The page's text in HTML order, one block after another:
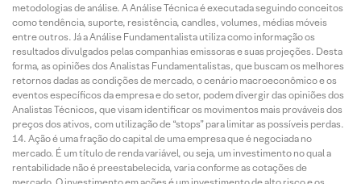
metodologias de análise. A Análise Técnica é executada seguindo conceitos
como tendência, suporte, resistência, candles, volumes, médias móveis
entre outros. Já a Análise Fundamentalista utiliza como informação os
resultados divulgados pelas companhias emissoras e suas projeções. Desta
forma, as opiniões dos Analistas Fundamentalistas, que buscam os melhores
retornos dadas as condições de mercado, o cenário macroeconômico e os
eventos específicos da empresa e do setor, podem divergir das opiniões dos
Analistas Técnicos, que visam identificar os movimentos mais prováveis dos
preços dos ativos, com utilização de “stops” para limitar as possíveis perdas.
Ação é uma fração do capital de uma empresa que é negociada no
mercado. É um título de renda variável, ou seja, um investimento no qual a
rentabilidade não é preestabelecida, varia conforme as cotações de